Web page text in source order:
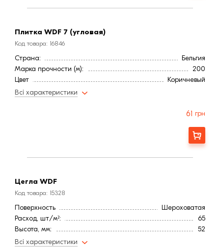
Плитка WDF 7 (угловая)
Код товара: 16846
Страна:
Бельгия
Марка прочности (м):
200
Цвет
Коричневый
Фактура
Всі характеристики
61 грн
Замовити
Цегла WDF
Код товара: 15328
Поверхность
Шероховатая
Расход, шт/м²:
65
Высота, мм:
52
Длина, мм:
Всі характеристики